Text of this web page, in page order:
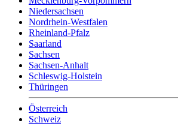
Niedersachsen
Nordrhein-Westfalen
Rheinland-Pfalz
Saarland
Sachsen
Sachsen-Anhalt
Schleswig-Holstein
Thüringen
Österreich
Schweiz